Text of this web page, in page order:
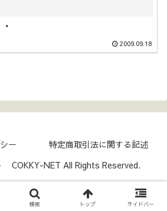
2009.09.18
ー
特定商取引法に関する記述
NET All Rights Reserved.
検索 トップ サイドバー